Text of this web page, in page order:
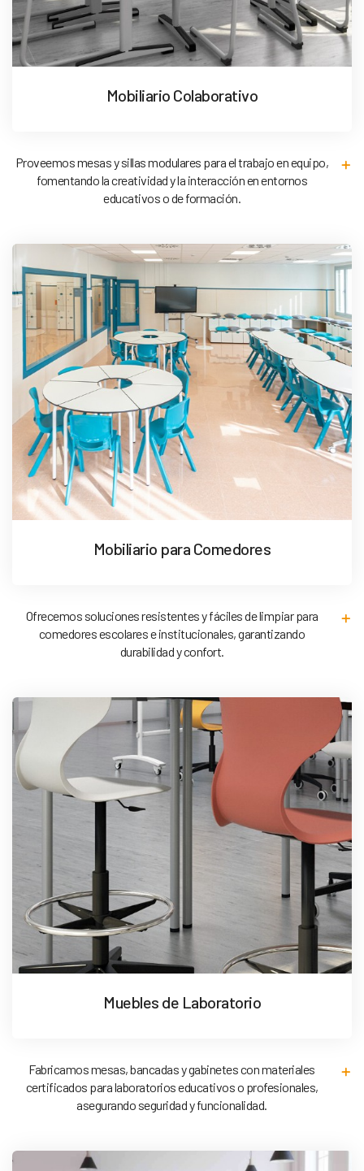
Mobiliario Colaborativo
Proveemos mesas y sillas modulares para el trabajo en equipo,
fomentando la creatividad y la interacción en entornos
educativos o de formación.
Mobiliario para Comedores
Ofrecemos soluciones resistentes y fáciles de limpiar para
comedores escolares e institucionales, garantizando
durabilidad y confort.
Muebles de Laboratorio
Fabricamos mesas, bancadas y gabinetes con materiales
certificados para laboratorios educativos o profesionales,
asegurando seguridad y funcionalidad.